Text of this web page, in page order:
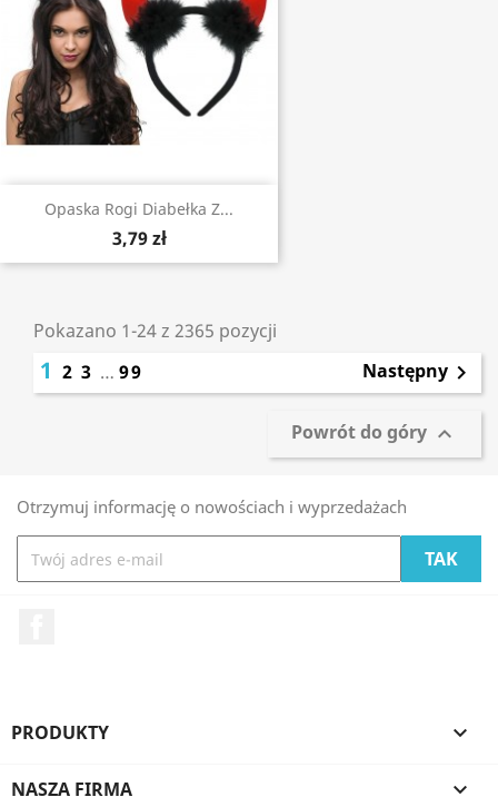
Opaska Rogi Diabełka Z...
3,79 zł
Pokazano 1-24 z 2365 pozycji
1 2 3 … 99 Następny 
Powrót do góry 
Otrzymuj informację o nowościach i wyprzedażach
PRODUKTY 
NASZA FIRMA 